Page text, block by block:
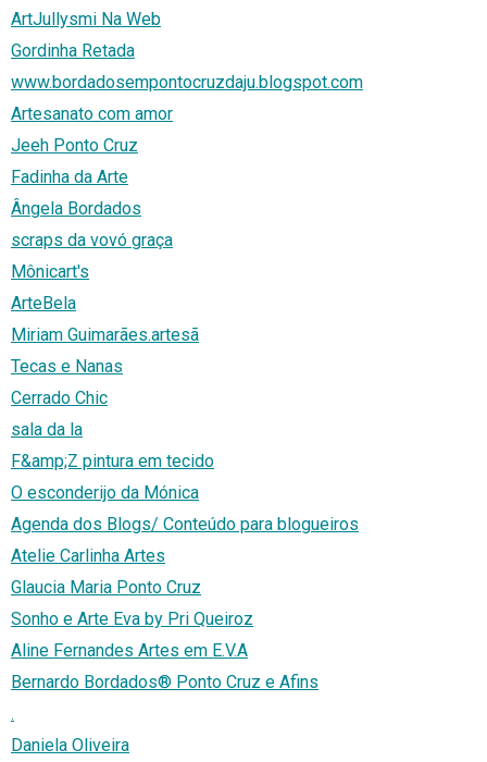
ArtJullysmi Na Web
Gordinha Retada
www.bordadosempontocruzdaju.blogspot.com
Artesanato com amor
Jeeh Ponto Cruz
Fadinha da Arte
Ângela Bordados
scraps da vovó graça
Mônicart's
ArteBela
Miriam Guimarães.artesã
Tecas e Nanas
Cerrado Chic
sala da la
F&amp;Z pintura em tecido
O esconderijo da Mónica
Agenda dos Blogs/ Conteúdo para blogueiros
Atelie Carlinha Artes
Glaucia Maria Ponto Cruz
Sonho e Arte Eva by Pri Queiroz
Aline Fernandes Artes em E.V.A
Bernardo Bordados® Ponto Cruz e Afins
.
Daniela Oliveira